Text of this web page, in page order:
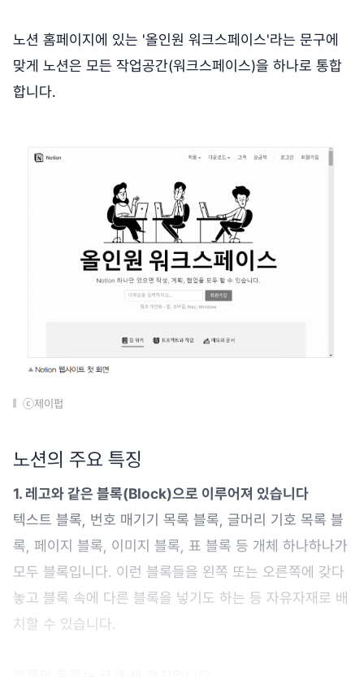
노션 홈페이지에 있는 '올인원 워크스페이스'라는 문구에
맞게 노션은 모든 작업공간(워크스페이스)을 하나로 통합
합니다.
ⓒ제이펍
노션의 주요 특징
1. 레고와 같은 블록(Block)으로 이루어져 있습니다
텍스트 블록, 번호 매기기 목록 블록, 글머리 기호 목록 블
록, 페이지 블록, 이미지 블록, 표 블록 등 개체 하나하나가
모두 블록입니다. 이런 블록들을 왼쪽 또는 오른쪽에 갖다
놓고 블록 속에 다른 블록을 넣기도 하는 등 자유자재로 배
치할 수 있습니다.